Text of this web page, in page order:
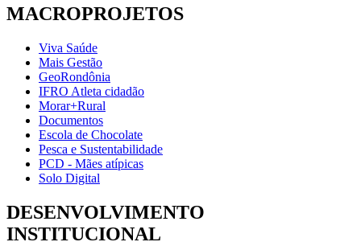
MACROPROJETOS
Viva Saúde
Mais Gestão
GeoRondônia
IFRO Atleta cidadão
Morar+Rural
Documentos
Escola de Chocolate
Pesca e Sustentabilidade
PCD - Mães atípicas
Solo Digital
DESENVOLVIMENTO
INSTITUCIONAL